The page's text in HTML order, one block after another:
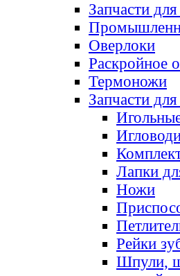
Запчасти
Оверлоки
Раскройное
Термоножи
Запчасти
Лапки
Ножи
Рейки
Шпули,